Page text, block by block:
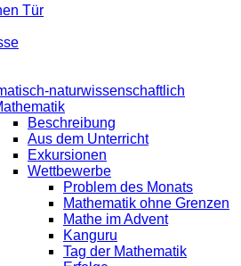
Tür
naturwissenschaftlich
Beschreibung
Aus dem Unterricht
Exkursionen
Wettbewerbe
Problem des Monats
Mathematik ohne Grenzen
Mathe im Advent
Kanguru
Tag der Mathematik